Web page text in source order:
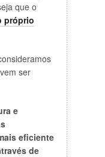
que o
próprio
ser
e
eficiente
de